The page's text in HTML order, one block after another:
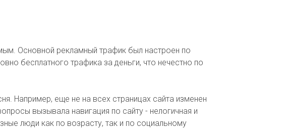
Основной рекламный трафик был настроен по
бесплатного трафика за деньги, что нечестно по
Например, еще не на всех страницах сайта изменен
вызывала навигация по сайту - нелогичная и
люди как по возрасту, так и по социальному